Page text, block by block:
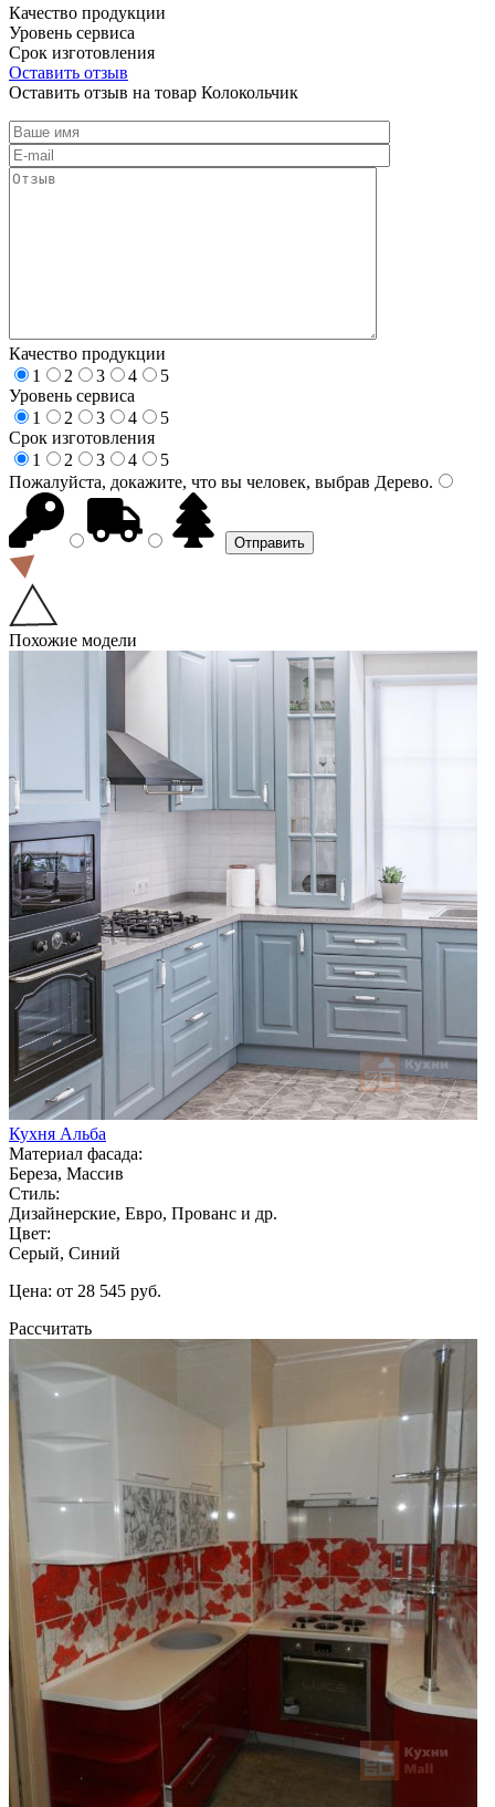
Качество продукции
Уровень сервиса
Срок изготовления
Оставить отзыв
Оставить отзыв на товар Колокольчик
Качество продукции
1
2 3 4
5
Уровень сервиса
1
2 3 4
5
Срок изготовления
1
2 3 4
5
Пожалуйста, докажите, что вы человек, выбрав Дерево.
Похожие модели
Кухня Альба
Материал фасада:
Береза, Массив
Стиль:
Дизайнерские, Евро, Прованс и др.
Цвет:
Серый, Синий
Цена: от 28 545 руб.
Рассчитать